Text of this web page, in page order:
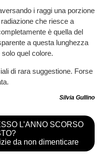
i raggi una porzione
che riesce a
è quella del
a questa lunghezza
quel colore.
di rara suggestione. Forse
Silvia Gullino
L’ANNO SCORSO
da non dimenticare